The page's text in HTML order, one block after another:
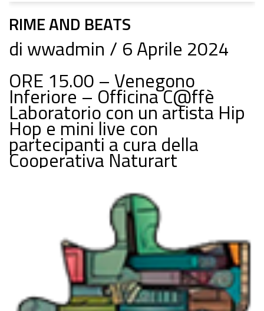
RIME AND BEATS
di wwadmin
6 Aprile 2024
ORE 15.00 – Venegono
Inferiore – Officina C@ffè
Laboratorio con un artista Hip
Hop e mini live con
partecipanti a cura della
Cooperativa Naturart